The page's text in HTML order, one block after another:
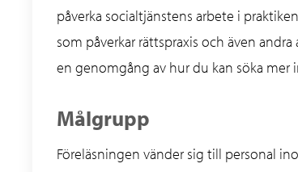
påverka socialtjänstens arbete i
som påverkar rättspraxis och även
en genomgång av hur du kan söka
Målgrupp
Föreläsningen vänder sig till personal